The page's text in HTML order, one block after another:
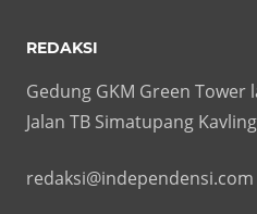
REDAKSI
Gedung GKM Green Tower
Jalan TB Simatupang
redaksi@independensi.com